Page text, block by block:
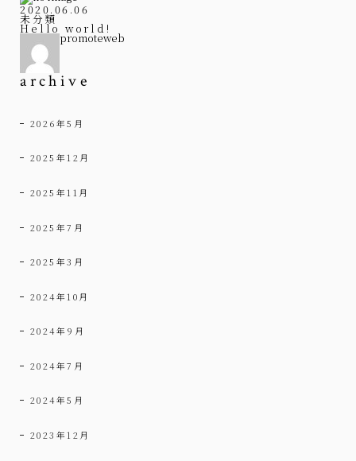
2020.06.06
未分類
Hello world!
promoteweb
archive
2026年5月
2025年12月
2025年11月
2025年7月
2025年3月
2024年10月
2024年9月
2024年7月
2024年5月
2023年12月